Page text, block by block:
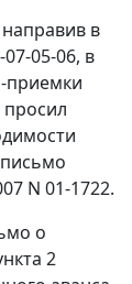
в
05-06, в
приемки
N 01-1722.
о
2